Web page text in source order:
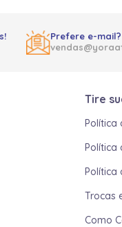
Prefere e-mail?
Tire
Política
Política
Política
Trocas
Como